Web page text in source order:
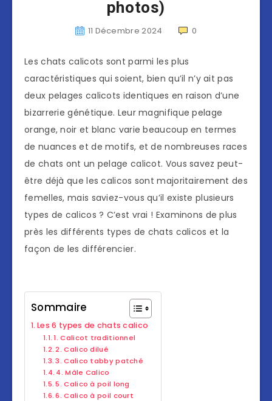
photos)
11 Décembre 2024 0
Les chats calicots sont parmi les plus
caractéristiques qui soient, bien qu’il n’y ait pas
deux pelages calicots identiques en raison d’une
bizarrerie génétique. Leur magnifique pelage
orange, noir et blanc varie beaucoup en termes
de nuances et de motifs, et de nombreuses races
de chats ont un pelage calicot. Vous savez peut-
être déjà que les calicos sont majoritairement des
femelles, mais saviez-vous qu’il existe plusieurs
types de calicos ? C’est vrai ! Examinons de plus
près les différents types de chats calicos et la
façon de les différencier.
Sommaire
Les 6 types de chats calico
1. Calicot traditionnel
2. Calico dilué
3. Calico tabby patché
4. Mâle Calico
5. Calico à poil long
6. Calico à poil court